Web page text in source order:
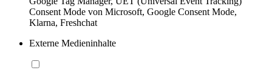
Consent Mode von Microsoft, Google Consent Mode,
Klarna, Freshchat
Externe Medieninhalte